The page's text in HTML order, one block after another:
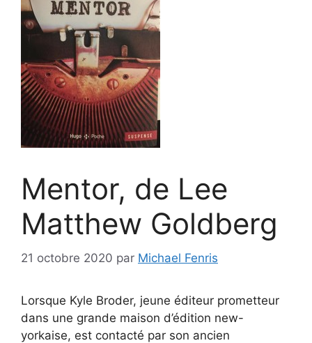
Mentor, de Lee
Matthew Goldberg
21 octobre 2020 par Michael Fenris
Lorsque Kyle Broder, jeune éditeur prometteur
dans une grande maison d’édition new-
yorkaise, est contacté par son ancien